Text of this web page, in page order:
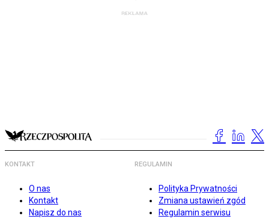
KONTAKT
O nas
Kontakt
Napisz do nas
REGULAMIN
Polityka Prywatności
Zmiana ustawień zgód
Regulamin serwisu